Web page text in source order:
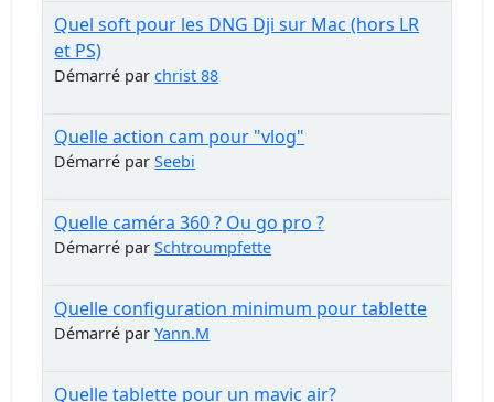
Quel soft pour les DNG Dji sur Mac (hors LR
et PS)
Démarré parchrist 88
Quelle action cam pour "vlog"
Démarré parSeebi
Quelle caméra 360 ? Ou go pro ?
Démarré parSchtroumpfette
Quelle configuration minimum pour tablette
Démarré parYann.M
Quelle tablette pour un mavic air?